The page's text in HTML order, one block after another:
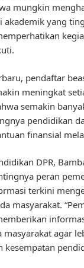
mungkin
akademik yang
pendaftar
meningkat
semakin
pendidikan
finansial
DPR,
peran
terkini
masyarakat.
masyarakat agar
kesempatan